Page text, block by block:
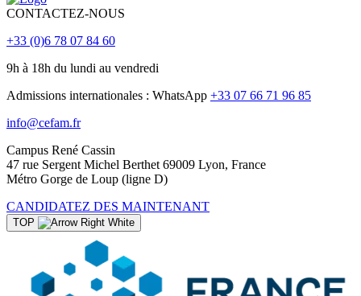
CONTACTEZ-NOUS
+33 (0)6 78 07 84 60
9h à 18h du lundi au vendredi
Admissions internationales : WhatsApp +33 07 66 71 96 85
info@cefam.fr
Campus René Cassin
47 rue Sergent Michel Berthet 69009 Lyon, France
Métro Gorge de Loup (ligne D)
CANDIDATEZ DES MAINTENANT
TOP